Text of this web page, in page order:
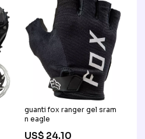
guanti fox ranger gel sram
n eagle
US$ 24.10